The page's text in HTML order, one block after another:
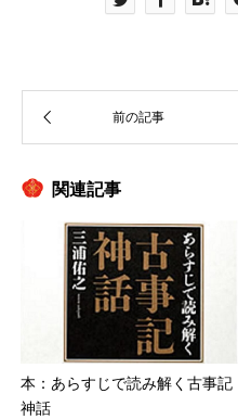
関連記事
本：あらすじで読み解く古事記
神話